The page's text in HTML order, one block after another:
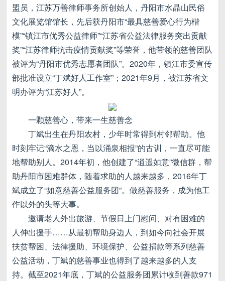
盟员，江苏万善律师事务所创始人，丹阳市水晶山民俗
文化展览馆馆长，先后获丹阳市“最具慈善爱心行为楷
模”“镇江市优秀公益律师”“江苏省公益法律服务突出贡献
奖”“江苏律师抗击疫情贡献奖”等荣誉，他带领的慈善团队
被评为“丹阳市优秀志愿者团队”。2020年，镇江市委宣传
部批准设立“丁斌好人工作室”；2021年9月，被江苏省文
明办评为“江苏好人”。
一颗慈善心，带来一生慈善念
丁斌出生在丹阳农村，少年时常得到村邻帮助。他
时刻牢记“滴水之恩，当以涌泉相报”的古训，一直尽可能
地帮助别人。2014年初，他创建了“逍遥如意”微信群，帮
助丹阳市困难群体，随着求助的人越来越多，2016年丁
斌成立了“如意慈善公益服务团”。做慈善服务，成为他工
作以外的头等大事。
邀请老人外出旅游、节假日上门慰问、对有困难的
人伸出援手……从最初帮助身边人，到如今向社会开展
扶贫帮困、法律援助、环境保护、公益捐款等系列慈善
公益活动，丁斌的慈善事业也得到了越来越多的人支
持。截至2021年底，丁斌的公益服务团累计收到善款971